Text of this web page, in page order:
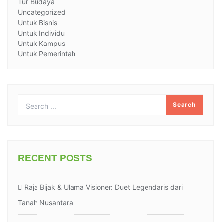
Tur Budaya
Uncategorized
Untuk Bisnis
Untuk Individu
Untuk Kampus
Untuk Pemerintah
RECENT POSTS
Raja Bijak & Ulama Visioner: Duet Legendaris dari
Tanah Nusantara